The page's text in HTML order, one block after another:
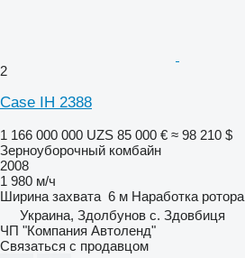
2
Case IH 2388
1 166 000 000 UZS 85 000 € ≈ 98 210 $
Зерноуборочный комбайн
2008
1 980 м/ч
Ширина захвата 6 м Наработка ротора
Украина, Здолбунов с. Здовбиця
ЧП "Компания Автоленд"
Связаться с продавцом